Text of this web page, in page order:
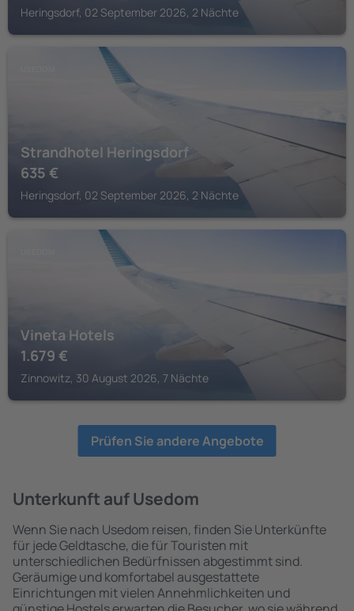
Heringsdorf, 02 September 2026, 2 Nächte
Strandhotel Heringsdorf
635 €
Heringsdorf, 02 September 2026, 2 Nächte
Vineta Hotels
1.679 €
Zinnowitz, 30 August 2026, 7 Nächte
Prüfen Sie andere Angebote
Unterkunft auf Usedom
Wenn Sie nach Usedom reisen, finden Sie Unterkünfte
für jede Geldtasche, die für Touristen mit
unterschiedlichen Bedürfnissen abgestimmt sind.
Geräumige und komfortabel ausgestattete
Einrichtungen mit vielen Annehmlichkeiten und